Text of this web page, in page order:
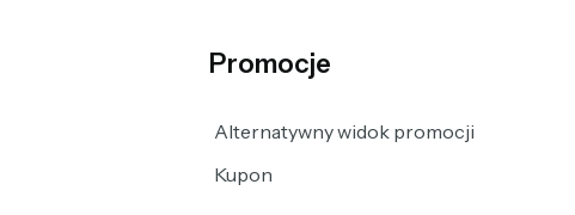
Promocje
Alternatywny widok promocji
Kupon